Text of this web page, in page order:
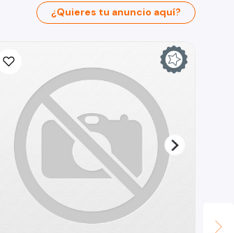
¿Quieres tu anuncio aquí?